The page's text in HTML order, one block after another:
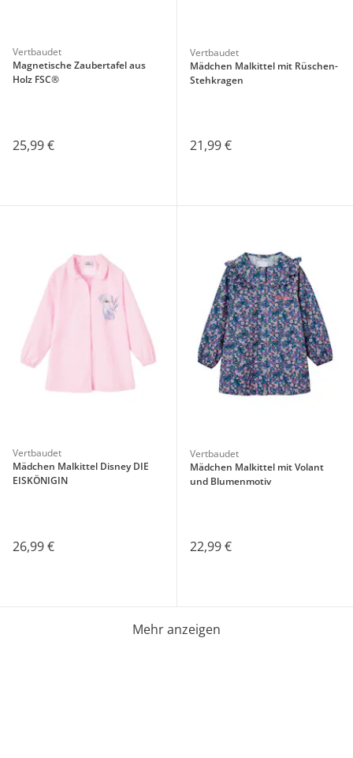
Vertbaudet
Magnetische Zaubertafel aus
Holz FSC®
25,99 €
Vertbaudet
Mädchen Malkittel mit Rüschen-
Stehkragen
21,99 €
Vertbaudet
Mädchen Malkittel Disney DIE
EISKÖNIGIN
26,99 €
Vertbaudet
Mädchen Malkittel mit Volant
und Blumenmotiv
22,99 €
Mehr anzeigen